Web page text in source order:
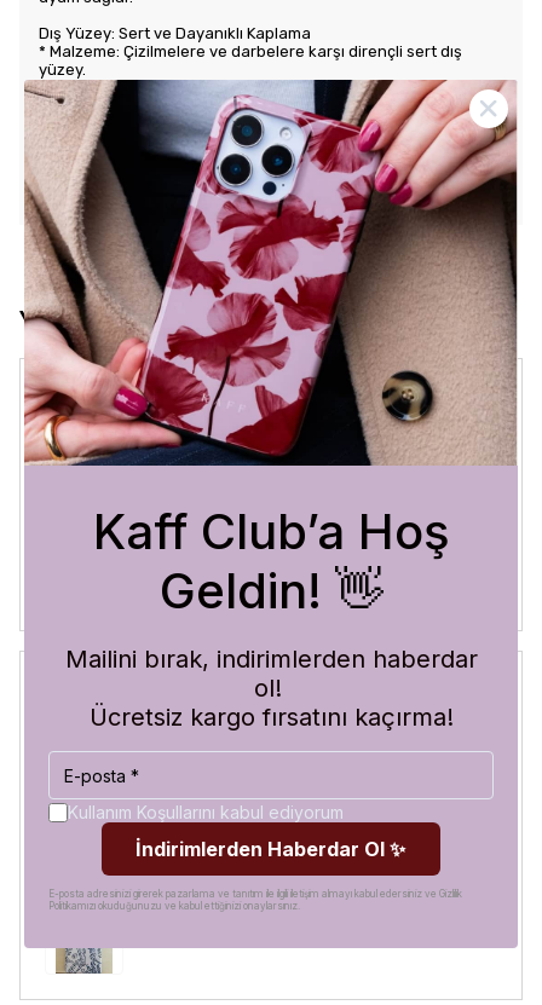
Dış Yüzey: Sert ve Dayanıklı Kaplama
* Malzeme: Çizilmelere ve darbelere karşı dirençli sert dış
yüzey.
* Tasarım: Benzersiz ve şık desenlerle estetik görünüm sunar.
Kullanım Kolaylığı
* Tuş Erişimi: Tuşlara kolay erişim sağlayarak kullanım rahatlığı
sunar.
* Uyum: Telefonunuza tam oturarak gevşek durmaz ve kaliteli
bir his verir.
Yorumlar
Crystal Sage
3 Ağustos 2026
Blue Abyss
Hilal A.
Satın Alınmış
Görür görmez çok beğendim. Hem desen olarak çok şık
hem de koruma olarak çok güvenilir. Ayrıca hızlı kargolama
için teşekkürler
Kaff Club’a Hoş
Geldin! 👋
Mailini bırak, indirimlerden haberdar
ol!
Ücretsiz kargo fırsatını kaçırma!
Kullanım Koşullarını kabul ediyorum
İndirimlerden Haberdar Ol ✨
E-posta adresinizi girerek pazarlama ve tanıtım ile ilgili iletişim almayı kabul edersiniz ve Gizlilik
Politikamızı okuduğunuzu ve kabul ettiğinizi onaylarsınız.